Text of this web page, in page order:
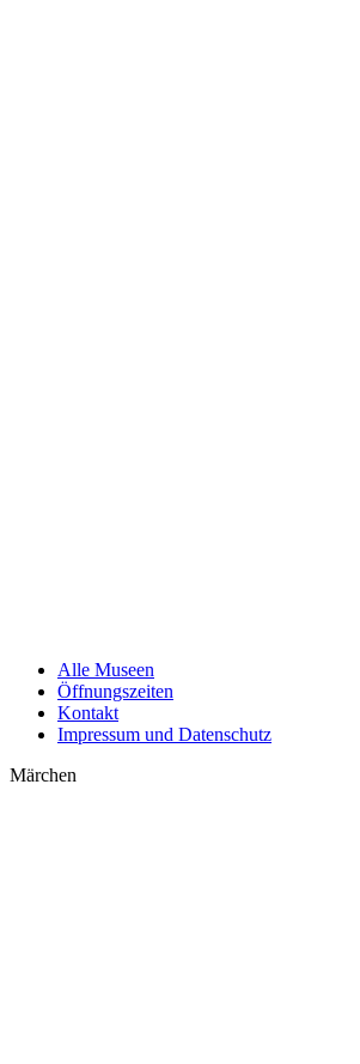
Alle Museen
Öffnungszeiten
Kontakt
Impressum und Datenschutz
Märchen